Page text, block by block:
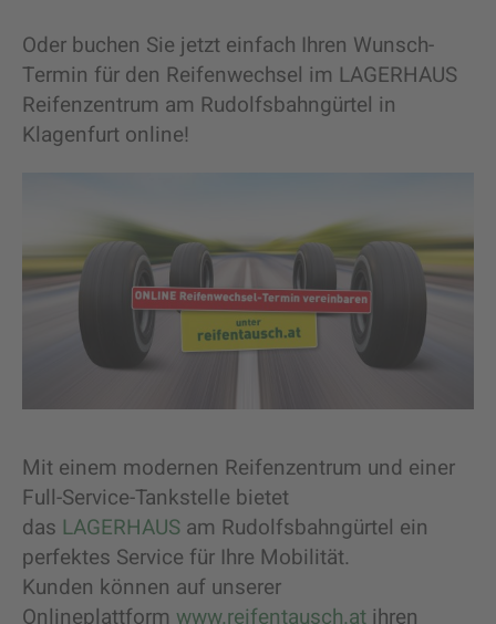
Oder buchen Sie jetzt einfach Ihren Wunsch-
Termin für den Reifenwechsel im LAGERHAUS
Reifenzentrum am Rudolfsbahngürtel in
Klagenfurt online!
Mit einem modernen Reifenzentrum und einer
Full-Service-Tankstelle bietet
das LAGERHAUS am Rudolfsbahngürtel ein
perfektes Service für Ihre Mobilität.
Kunden können auf unserer